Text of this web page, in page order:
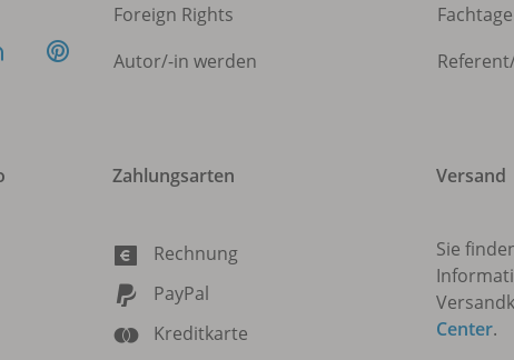
Foreign Rights
Autor/-in werden
Fachtage
Zahlungsarten
Rechnung
PayPal
Kreditkarte
Versand
Sie
Center.